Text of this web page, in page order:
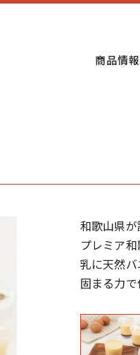
商品情報
和歌山県が
プレミア
乳に天然
固まる力で